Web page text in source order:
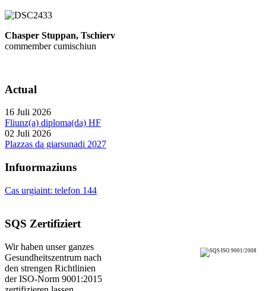
Chasper Stuppan, Tschierv
commember cumischiun
Actual
16 Juli 2026
Fliunz(a) diploma(da) HF
02 Juli 2026
Plazzas da giarsunadi 2027
Infuormaziuns
Cas urgiaint: telefon 144
SQS Zertifiziert
Wir haben unser ganzes
Gesundheitszentrum nach
den strengen Richtlinien
der ISO-Norm 9001:2015